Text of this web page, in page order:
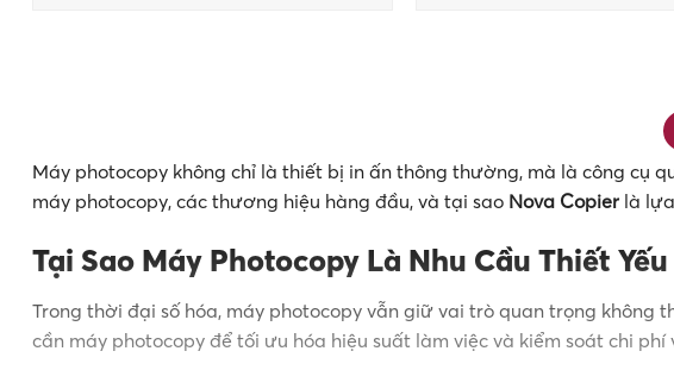
Máy photocopy không chỉ là thiết bị in ấn thông thường, mà là công cụ
máy photocopy, các thương hiệu hàng đầu, và tại sao Nova Copier là
Tại Sao Máy Photocopy Là Nhu Cầu Thiết
Trong thời đại số hóa, máy photocopy vẫn giữ vai trò quan trọng
cần máy photocopy để tối ưu hóa hiệu suất làm việc và kiểm soát chi phí